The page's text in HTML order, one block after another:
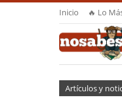
Inicio 🔥 Lo
Artículos y